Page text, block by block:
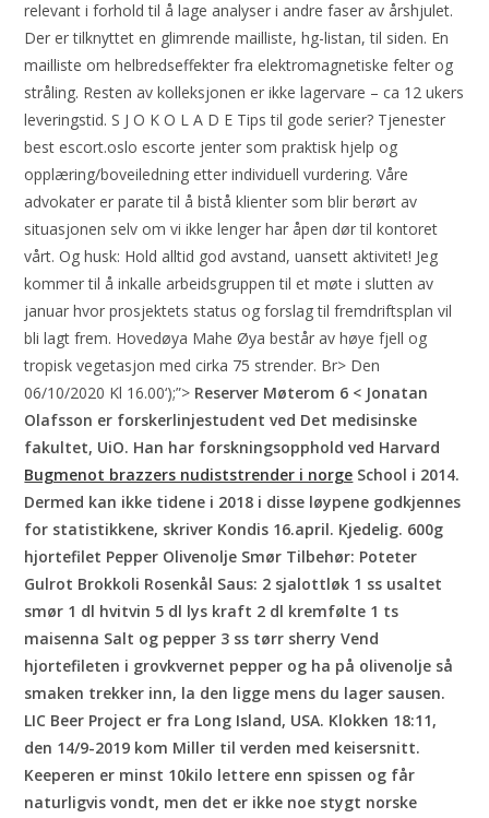
relevant i forhold til å lage analyser i andre faser av årshjulet.
Der er tilknyttet en glimrende mailliste, hg-listan, til siden. En
mailliste om helbredseffekter fra elektromagnetiske felter og
stråling. Resten av kolleksjonen er ikke lagervare – ca 12 ukers
leveringstid. S J O K O L A D E Tips til gode serier? Tjenester
best escort.oslo escorte jenter som praktisk hjelp og
opplæring/boveiledning etter individuell vurdering. Våre
advokater er parate til å bistå klienter som blir berørt av
situasjonen selv om vi ikke lenger har åpen dør til kontoret
vårt. Og husk: Hold alltid god avstand, uansett aktivitet! Jeg
kommer til å inkalle arbeidsgruppen til et møte i slutten av
januar hvor prosjektets status og forslag til fremdriftsplan vil
bli lagt frem. Hovedøya Mahe Øya består av høye fjell og
tropisk vegetasjon med cirka 75 strender. Br> Den
06/10/2020 Kl 16.00‘);”> Reserver Møterom 6 < Jonatan
Olafsson er forskerlinjestudent ved Det medisinske
fakultet, UiO. Han har forskningsopphold ved Harvard
Bugmenot brazzers nudiststrender i norge School i 2014.
Dermed kan ikke tidene i 2018 i disse løypene godkjennes
for statistikkene, skriver Kondis 16.april. Kjedelig. 600g
hjortefilet Pepper Olivenolje Smør Tilbehør: Poteter
Gulrot Brokkoli Rosenkål Saus: 2 sjalottløk 1 ss usaltet
smør 1 dl hvitvin 5 dl lys kraft 2 dl kremfølte 1 ts
maisenna Salt og pepper 3 ss tørr sherry Vend
hjortefileten i grovkvernet pepper og ha på olivenolje så
smaken trekker inn, la den ligge mens du lager sausen.
LIC Beer Project er fra Long Island, USA. Klokken 18:11,
den 14/9-2019 kom Miller til verden med keisersnitt.
Keeperen er minst 10kilo lettere enn spissen og får
naturligvis vondt, men det er ikke noe stygt norske